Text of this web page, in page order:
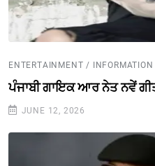
ENTERTAINMENT / INFORMATION
ਪੰਜਾਬੀ ਗਾਇਕ ਆਰ ਨੇਤ ਨਵੇਂ
JUNE 12, 2026